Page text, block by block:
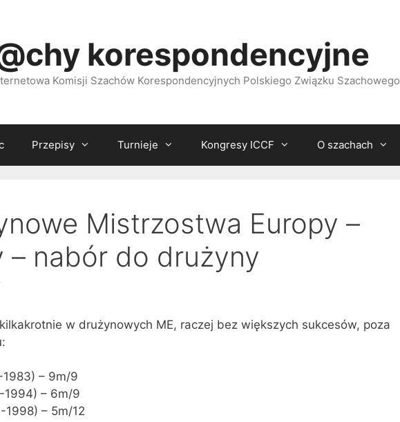
korespondencyjne
Komisji Szachów Korespondencyjnych Polskiego Związku Szachowego
Przepisy Turnieje Kongresy ICCF O szachach
Mistrzostw​a Europy –
– nabór do drużyny
w drużynowych ME, raczej bez większych sukcesów, poza
1983) – 9m/9
1994) – 6m/9
1998) – 5m/12